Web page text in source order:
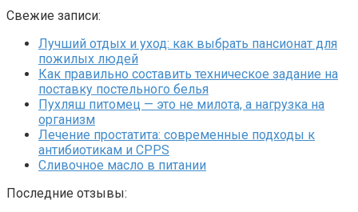
Свежие записи:
Лучший отдых и уход: как выбрать пансионат для
пожилых людей
Как правильно составить техническое задание на
поставку постельного белья
Пухляш питомец — это не милота, а нагрузка на
организм
Лечение простатита: современные подходы к
антибиотикам и CPPS
Сливочное масло в питании
Последние отзывы: